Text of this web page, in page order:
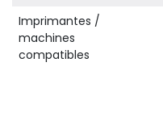
Imprimantes /
machines
compatibles